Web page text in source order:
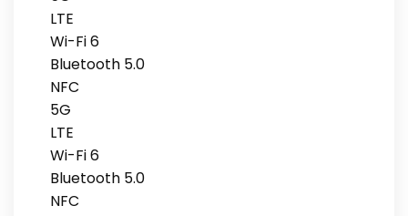
LTE
Wi-Fi 6
Bluetooth 5.0
NFC
5G
LTE
Wi-Fi 6
Bluetooth 5.0
NFC